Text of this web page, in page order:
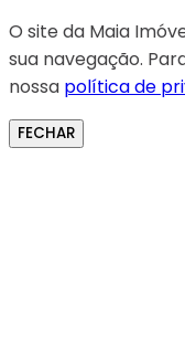
O site da Maia
sua navegação.
nossa política de
FECHAR